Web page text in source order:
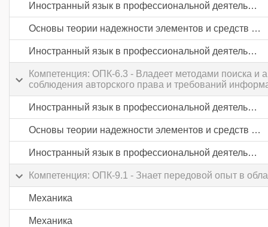
Иностранный язык в профессиональной деятельности
Основы теории надежности элементов и средств автоматики
Иностранный язык в профессиональной деятельности
Компетенция: ОПК-6.3 - Владеет методами поиска и
соблюдения авторского права и требований
Иностранный язык в профессиональной деятельности
Основы теории надежности элементов и средств автоматики
Иностранный язык в профессиональной деятельности
Компетенция: ОПК-9.1 - Знает передовой опыт в
Механика
Механика